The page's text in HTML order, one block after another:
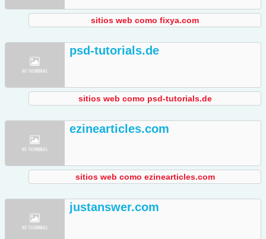
sitios web como fixya.com
psd-tutorials.de
sitios web como psd-tutorials.de
ezinearticles.com
sitios web como ezinearticles.com
justanswer.com